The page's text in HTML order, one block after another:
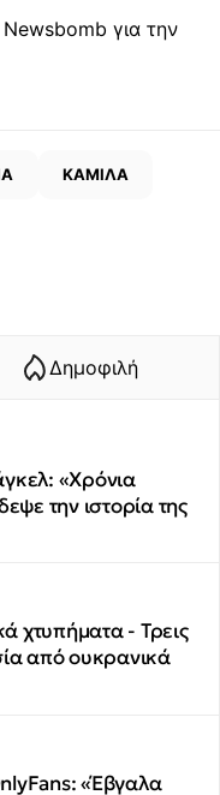
για την
ΚΑΜΙΛΑ
Δημοφιλή
«Χρόνια
την ιστορία της
χτυπήματα - Τρεις
από ουκρανικά
«Έβγαλα